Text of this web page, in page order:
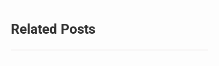
Related Posts